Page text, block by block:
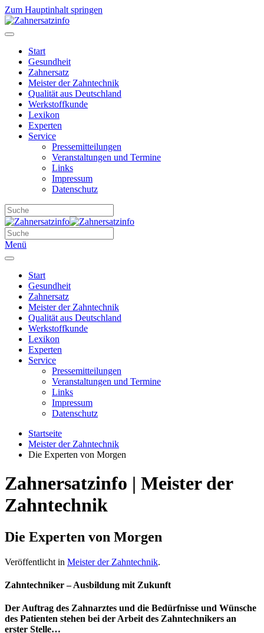
Zum Hauptinhalt springen
Start
Gesundheit
Zahnersatz
Meister der Zahntechnik
Qualität aus Deutschland
Werkstoffkunde
Lexikon
Experten
Service
Pressemitteilungen
Veranstaltungen und Termine
Links
Impressum
Datenschutz
Menü
Start
Gesundheit
Zahnersatz
Meister der Zahntechnik
Qualität aus Deutschland
Werkstoffkunde
Lexikon
Experten
Service
Pressemitteilungen
Veranstaltungen und Termine
Links
Impressum
Datenschutz
Startseite
Meister der Zahntechnik
Die Experten von Morgen
Zahnersatzinfo | Meister der
Zahntechnik
Die Experten von Morgen
Veröffentlicht in Meister der Zahntechnik.
Zahntechniker – Ausbildung mit Zukunft
Der Auftrag des Zahnarztes und die Bedürfnisse und Wünsche
des Patienten stehen bei der Arbeit des Zahntechnikers an
erster Stelle…